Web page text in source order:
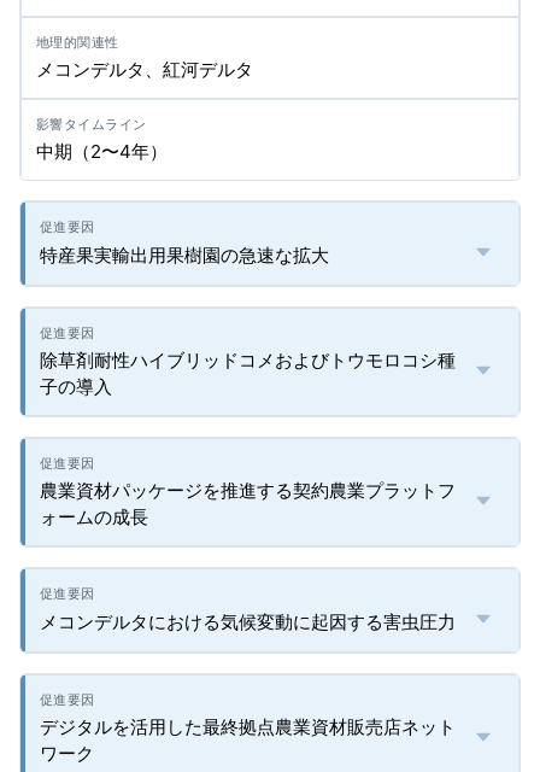
メコンデルタ、紅河デルタ
中期（2〜4年）
特産果実輸出用果樹園の急速な拡大
除草剤耐性ハイブリッドコメおよびトウモロコシ種
子の導入
農業資材パッケージを推進する契約農業プラットフ
ォームの成長
メコンデルタにおける気候変動に起因する害虫圧力
デジタルを活用した最終拠点農業資材販売店ネット
ワーク